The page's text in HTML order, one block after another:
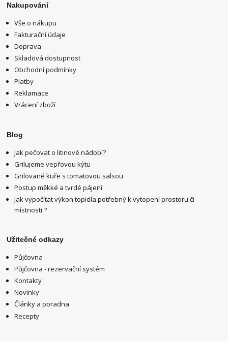
Nakupování
Vše o nákupu
Fakturační údaje
Doprava
Skladová dostupnost
Obchodní podmínky
Platby
Reklamace
Vrácení zboží
Blog
Jak pečovat o litinové nádobí?
Grilujeme vepřovou kýtu
Grilované kuře s tomatovou salsou
Postup měkké a tvrdé pájení
Jak vypočítat výkon topidla potřebný k vytopení prostoru či
místnosti ?
Užitečné odkazy
Půjčovna
Půjčovna - rezervační systém
Kontakty
Novinky
Články a poradna
Recepty